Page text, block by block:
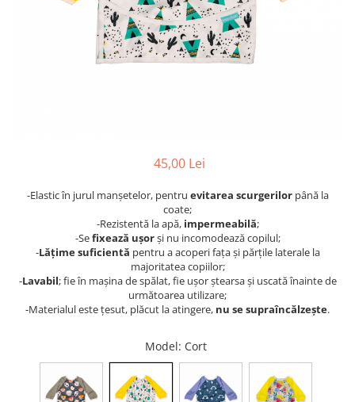
Jucarii pentru dentitie
CHARLIE BANANA
Sac de dormit nou nascut Swaddle
MY CARRY POTTY
Chilotei de antrenament la olita
Olite si reductoare
45,00 Lei
-Elastic în jurul manșetelor, pentru evitarea scurgerilor până la
coate;
-Rezistentă la apă, impermeabilă;
-Sefixează ușorși nu incomodează copilul;
-Lățime suficientă pentru a acoperi fața și părțile laterale la
majoritatea copiilor;
-Lavabil; fie în mașina de spălat, fie ușor ștearsa și uscată înainte de
următoarea utilizare;
-Materialul este țesut, plăcut la atingere, nu se supraîncălzește.
Model: Cort